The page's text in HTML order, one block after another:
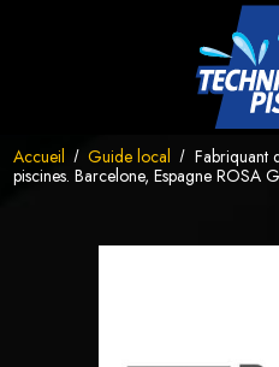
Accueil Guide local
Fabriquant
piscines. Barcelone, Espagne ROSA
Panneau de gestion des cookies